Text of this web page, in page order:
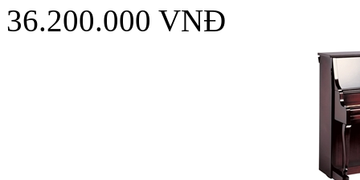
36.200.000 VNĐ